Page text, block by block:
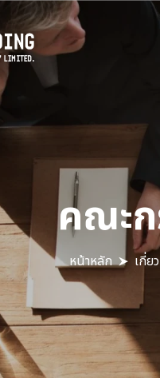
คณะก
หน้าหลัก เกี่ย